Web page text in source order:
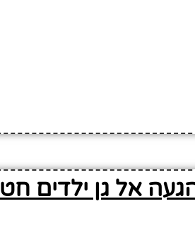
אל גן ילדים